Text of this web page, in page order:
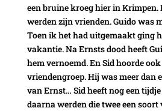
een bruine kroeg hier in
werden zijn vrienden. Guido was
Toen ik het had uitgemaakt ging
vakantie. Na Ernsts dood heeft
hem vernoemd. En Sid hoorde
vriendengroep. Hij was meer dan
van Ernst… Sid heeft nog een
daarna werden die twee een soort